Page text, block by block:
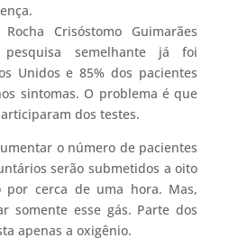
Crisóstomo Guimarães
semelhante já foi
Unidos e 85% dos pacientes
sintomas. O problema é que
dos testes.
o número de pacientes
serão submetidos a oito
por cerca de uma hora. Mas,
somente esse gás. Parte dos
apenas a oxigênio.